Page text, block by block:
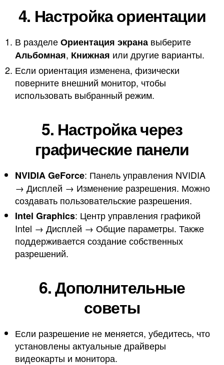
4. Настройка ориентации
В разделеОриентация экрана выберите
Альбомная, Книжная или другие варианты.
Если ориентация изменена, физически
поверните внешний монитор, чтобы
использовать выбранный режим.
5. Настройка через
графические панели
NVIDIA GeForce: Панель управления NVIDIA
→ Дисплей → Изменение разрешения. Можно
создавать пользовательские разрешения.
Intel Graphics: Центр управления графикой
Intel → Дисплей → Общие параметры. Также
поддерживается создание собственных
разрешений.
6. Дополнительные
советы
Если разрешение не меняется, убедитесь, что
установлены актуальные драйверы
видеокарты и монитора.